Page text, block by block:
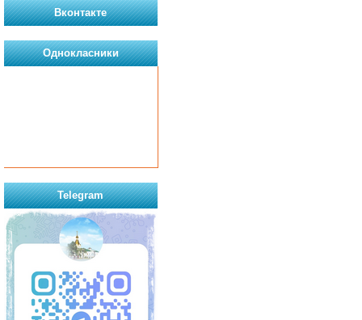
Вконтакте
Однокласники
Telegram